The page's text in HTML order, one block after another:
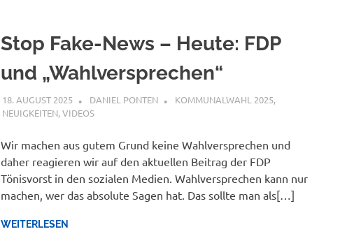
Stop Fake-News – Heute: FDP
und „Wahlversprechen“
18. AUGUST 2025 DANIEL PONTEN KOMMUNALWAHL 2025,
NEUIGKEITEN,VIDEOS
Wir machen aus gutem Grund keine Wahlversprechen und
daher reagieren wir auf den aktuellen Beitrag der FDP
Tönisvorst in den sozialen Medien. Wahlversprechen kann nur
machen, wer das absolute Sagen hat. Das sollte man als[…]
WEITERLESEN